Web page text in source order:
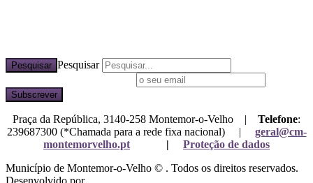
Pesquisar Pesquisar
Praça da República, 3140-258 Montemor-o-Velho | Telefone:
239687300 (*Chamada para a rede fixa nacional) | geral@cm-
montemorvelho.pt
| Proteção de dados
Município de Montemor-o-Velho © . Todos os direitos reservados.